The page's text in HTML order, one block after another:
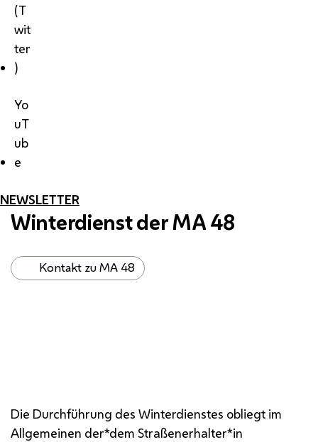
(T
wit
ter
)
Yo
uT
ub
e
NEWSLETTER
Winterdienst derMA48
Kontakt zu MA 48
Die Durchführung des Winterdienstes obliegt im
Allgemeinen der*dem Straßenerhalter*in